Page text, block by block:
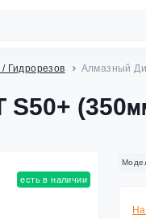
Гидрорезов Алмазный
есть в наличии